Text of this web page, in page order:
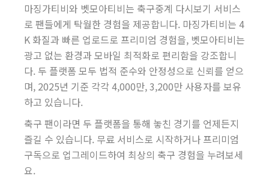
마징가티비와 벳모아티비는 축구중계 다시보기 서비스
로 팬들에게 탁월한 경험을 제공합니다. 마징가티비는 4
K 화질과 빠른 업로드로 프리미엄 경험을, 벳모아티비는
광고 없는 환경과 모바일 최적화로 편리함을 강조합니
다. 두 플랫폼 모두 법적 준수와 안정성으로 신뢰를 얻으
며, 2025년 기준 각각 4,000만, 3,200만 사용자를 보유
하고 있습니다.
축구 팬이라면 두 플랫폼을 통해 놓친 경기를 언제든지
즐길 수 있습니다. 무료 서비스로 시작하거나 프리미엄
구독으로 업그레이드하여 최상의 축구 경험을 누려보세
요.